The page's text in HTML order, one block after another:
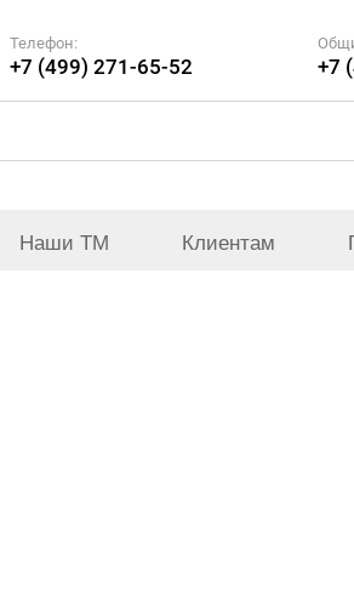
Телефон:
+7 (499) 271-65-52 +7
Наши ТМ Клиентам